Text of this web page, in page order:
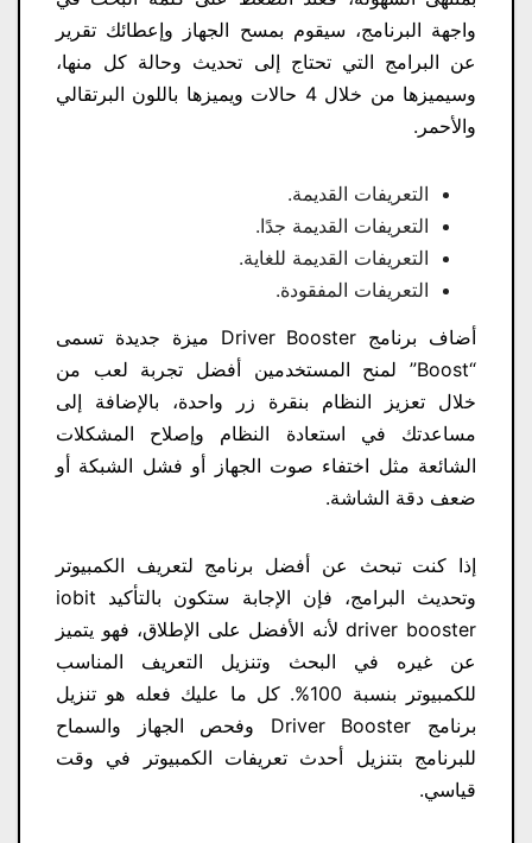
واجهة البرنامج، سيقوم بمسح الجهاز وإعطائك تقرير
عن البرامج التي تحتاج إلى تحديث وحالة كل منها،
وسيميزها من خلال 4 حالات ويميزها باللون البرتقالي
والأحمر.
التعريفات القديمة.
التعريفات القديمة جدًا.
التعريفات القديمة للغاية.
التعريفات المفقودة.
أضاف برنامج Driver Booster ميزة جديدة تسمى
“Boost” لمنح المستخدمين أفضل تجربة لعب من
خلال تعزيز النظام بنقرة زر واحدة، بالإضافة إلى
مساعدتك في استعادة النظام وإصلاح المشكلات
الشائعة مثل اختفاء صوت الجهاز أو فشل الشبكة أو
ضعف دقة الشاشة.
إذا كنت تبحث عن أفضل برنامج لتعريف الكمبيوتر
وتحديث البرامج، فإن الإجابة ستكون بالتأكيد iobit
driver booster لأنه الأفضل على الإطلاق، فهو يتميز
عن غيره في البحث وتنزيل التعريف المناسب
للكمبيوتر بنسبة 100%. كل ما عليك فعله هو تنزيل
برنامج Driver Booster وفحص الجهاز والسماح
للبرنامج بتنزيل أحدث تعريفات الكمبيوتر في وقت
قياسي.